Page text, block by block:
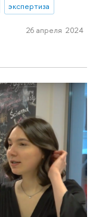
экспертиза
26 апреля 2024